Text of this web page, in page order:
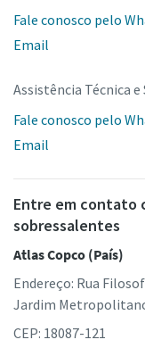
Fale conosco pelo
Email
Assistência Técnica e
Fale conosco pelo
Email
Entre em contato
sobressalentes
Atlas Copco (País)
Endereço: Rua
Jardim
CEP: 18087-121